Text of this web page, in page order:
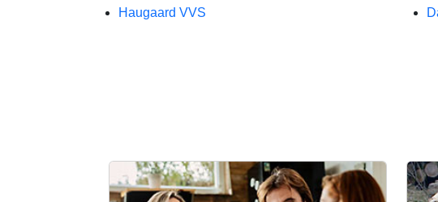
Haugaard VVS